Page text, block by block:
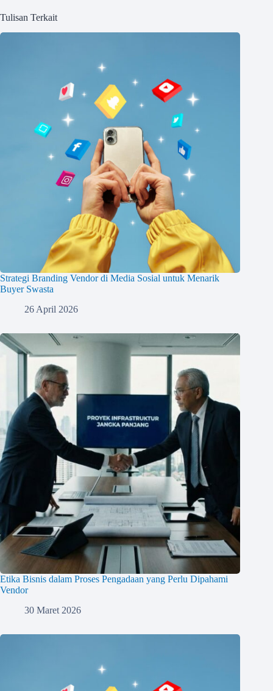
Tulisan Terkait
Strategi Branding Vendor di Media Sosial untuk Menarik
Buyer Swasta
26 April 2026
Etika Bisnis dalam Proses Pengadaan yang Perlu Dipahami
Vendor
30 Maret 2026